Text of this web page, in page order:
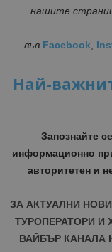
нашите
във Facebook,
Най-
Запознайте
информационно
авторитетен и
ЗА АКТУАЛНИ
ТУРОПЕРАТОРИ И
ВАЙБЪР КАНАЛА